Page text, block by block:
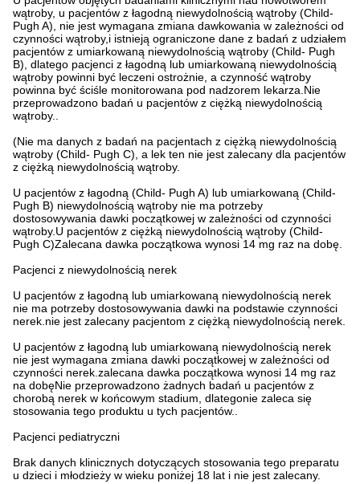
wątroby, u pacjentów z łagodną niewydolnością wątroby (Child-
Pugh A), nie jest wymagana zmiana dawkowania w zależności od
czynności wątroby,i istnieją ograniczone dane z badań z udziałem
pacjentów z umiarkowaną niewydolnością wątroby (Child- Pugh
B), dlatego pacjenci z łagodną lub umiarkowaną niewydolnością
wątroby powinni być leczeni ostrożnie, a czynność wątroby
powinna być ściśle monitorowana pod nadzorem lekarza.Nie
przeprowadzono badań u pacjentów z ciężką niewydolnością
wątroby..
(Nie ma danych z badań na pacjentach z ciężką niewydolnością
wątroby (Child- Pugh C), a lek ten nie jest zalecany dla pacjentów
z ciężką niewydolnością wątroby.
U pacjentów z łagodną (Child- Pugh A) lub umiarkowaną (Child-
Pugh B) niewydolnością wątroby nie ma potrzeby
dostosowywania dawki początkowej w zależności od czynności
wątroby.U pacjentów z ciężką niewydolnością wątroby (Child-
Pugh C)Zalecana dawka początkowa wynosi 14 mg raz na dobę.
Pacjenci z niewydolnością nerek
U pacjentów z łagodną lub umiarkowaną niewydolnością nerek
nie ma potrzeby dostosowywania dawki na podstawie czynności
nerek.nie jest zalecany pacjentom z ciężką niewydolnością nerek.
U pacjentów z łagodną lub umiarkowaną niewydolnością nerek
nie jest wymagana zmiana dawki początkowej w zależności od
czynności nerek.zalecana dawka początkowa wynosi 14 mg raz
na dobęNie przeprowadzono żadnych badań u pacjentów z
chorobą nerek w końcowym stadium, dlategonie zaleca się
stosowania tego produktu u tych pacjentów..
Pacjenci pediatryczni
Brak danych klinicznych dotyczących stosowania tego preparatu
u dzieci i młodzieży w wieku poniżej 18 lat i nie jest zalecany.